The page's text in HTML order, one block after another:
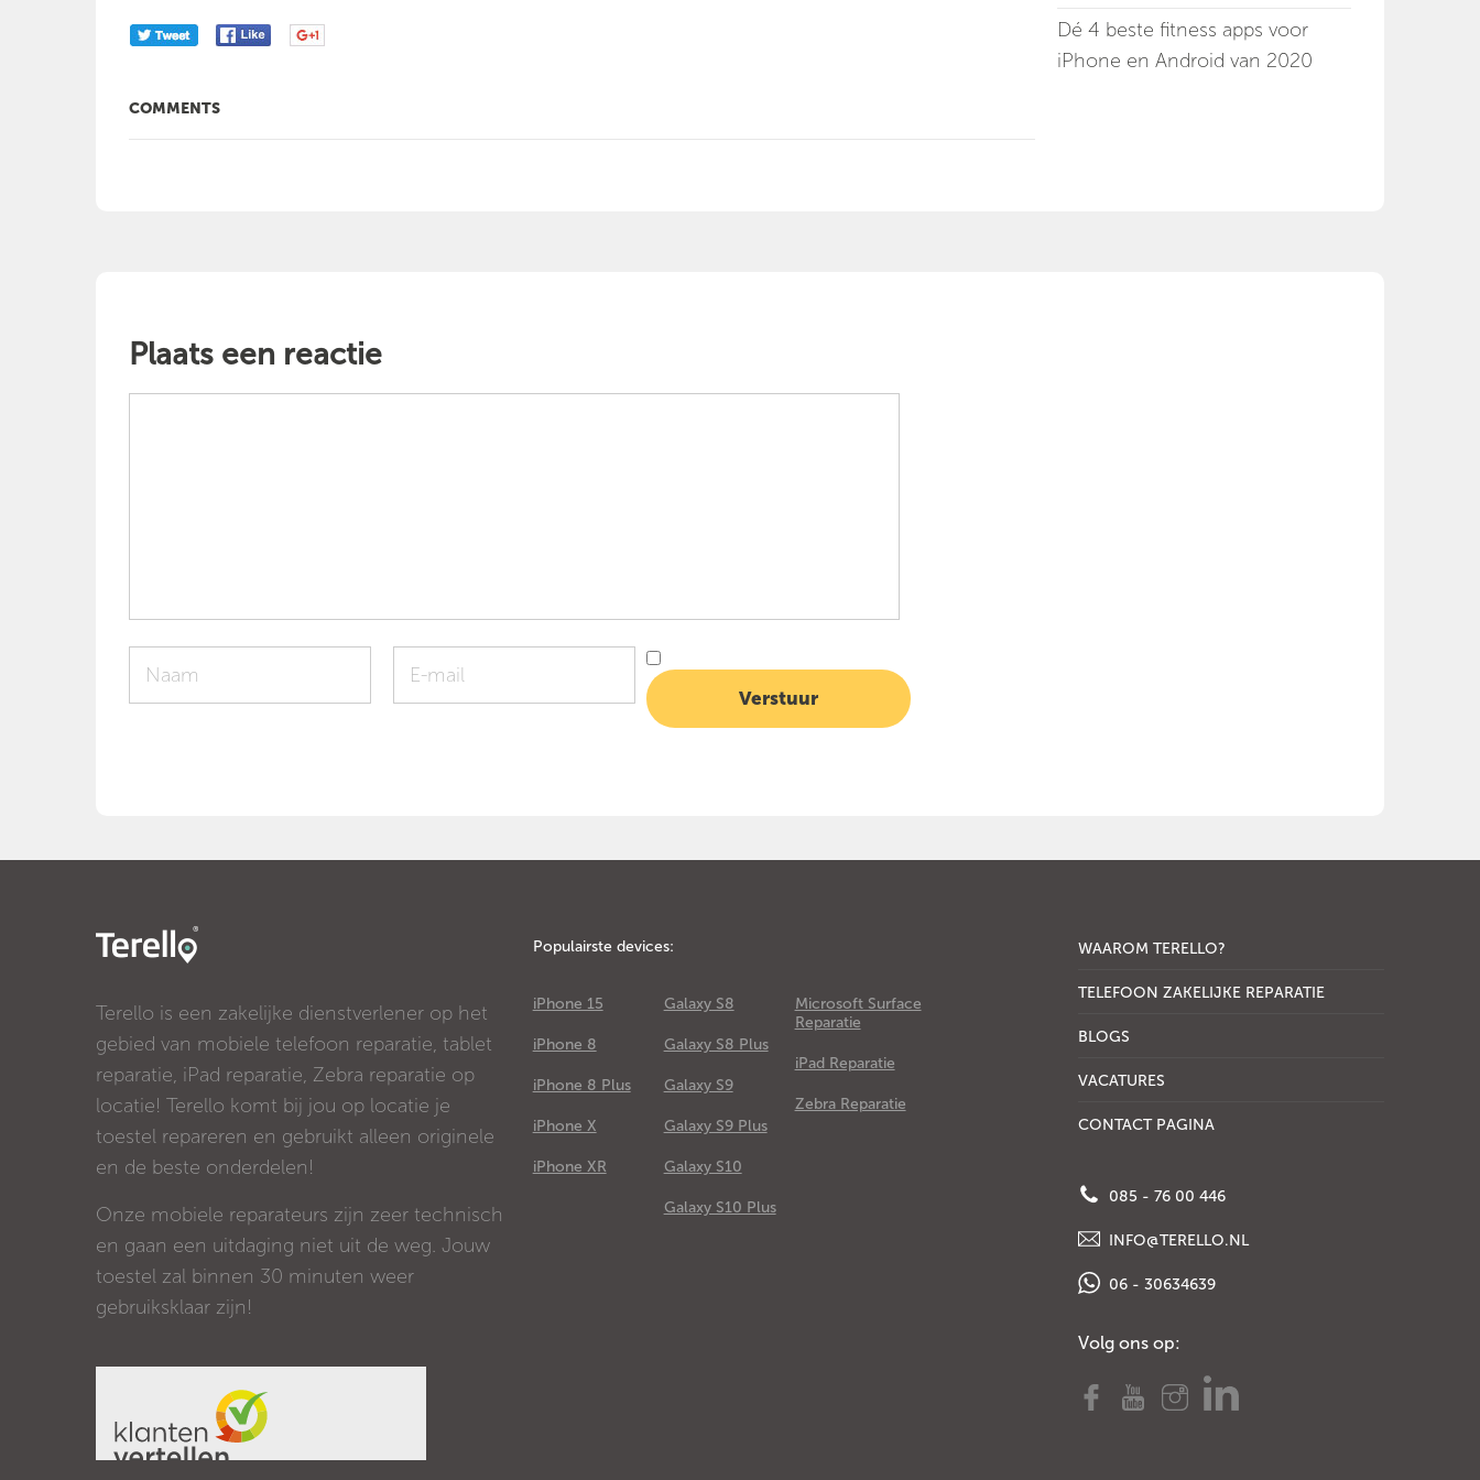
COMMENTS
Dé 4 beste fitness apps voor
iPhone en Android van 2020
Plaats een reactie
Terello is een zakelijke dienstverlener op het
gebied van mobiele telefoon reparatie, tablet
reparatie, iPad reparatie, Zebra reparatie op
locatie! Terello komt bij jou op locatie je
toestel repareren en gebruikt alleen originele
en de beste onderdelen!
Onze mobiele reparateurs zijn zeer technisch
en gaan een uitdaging niet uit de weg. Jouw
toestel zal binnen 30 minuten weer
gebruiksklaar zijn!
Populairste devices:
iPhone 15
iPhone 8
iPhone 8 Plus
iPhone X
iPhone XR
Galaxy S8
Galaxy S8 Plus
Galaxy S9
Galaxy S9 Plus
Galaxy S10
Galaxy S10 Plus
Microsoft Surface
Reparatie
iPad Reparatie
Zebra Reparatie
WAAROM TERELLO?
TELEFOON ZAKELIJKE REPARATIE
BLOGS
VACATURES
CONTACT PAGINA
085 - 76 00 446
INFO@TERELLO.NL
06 - 30634639
Volg ons op: